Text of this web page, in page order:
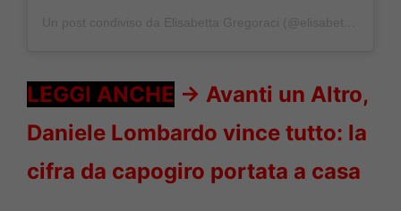
LEGGI ANCHE -> Avanti un Altro,
Daniele Lombardo vince tutto: la
cifra da capogiro portata a casa